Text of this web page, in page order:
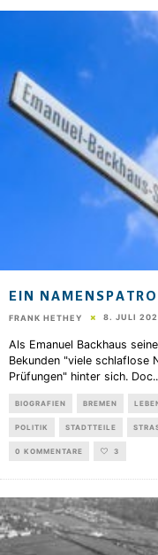
EIN
FRANK HETHEY 8. JULI
Als Emanuel Backhaus
Bekunden "viele schlaflose
Prüfungen" hinter sich. Doc
BIOGRAFIEN BREMEN
POLITIK STADTTEILE
0 KOMMENTARE 3